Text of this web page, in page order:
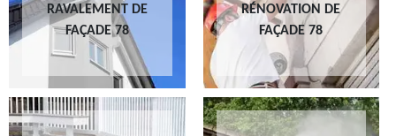
RAVALEMENT DE
FAÇADE 78
RÉNOVATION DE
FAÇADE 78